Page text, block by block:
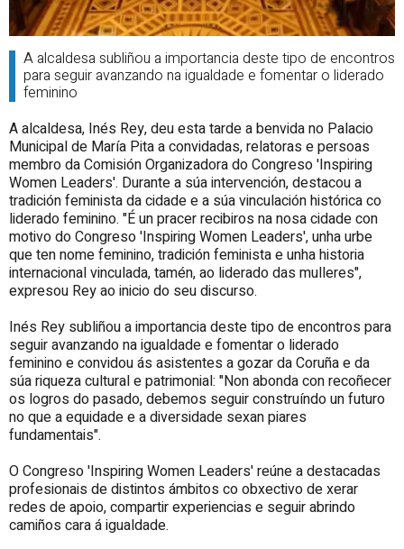
A alcaldesa subliñou a importancia deste tipo de encontros
para seguir avanzando na igualdade e fomentar o liderado
feminino
A alcaldesa, Inés Rey, deu esta tarde a benvida no Palacio
Municipal de María Pita a convidadas, relatoras e persoas
membro da Comisión Organizadora do Congreso 'Inspiring
Women Leaders'. Durante a súa intervención, destacou a
tradición feminista da cidade e a súa vinculación histórica co
liderado feminino. "É un pracer recibiros na nosa cidade con
motivo do Congreso 'Inspiring Women Leaders', unha urbe
que ten nome feminino, tradición feminista e unha historia
internacional vinculada, tamén, ao liderado das mulleres",
expresou Rey ao inicio do seu discurso.
Inés Rey subliñou a importancia deste tipo de encontros para
seguir avanzando na igualdade e fomentar o liderado
feminino e convidou ás asistentes a gozar da Coruña e da
súa riqueza cultural e patrimonial: "Non abonda con recoñecer
os logros do pasado, debemos seguir construíndo un futuro
no que a equidade e a diversidade sexan piares
fundamentais".
O Congreso 'Inspiring Women Leaders' reúne a destacadas
profesionais de distintos ámbitos co obxectivo de xerar
redes de apoio, compartir experiencias e seguir abrindo
camiños cara á igualdade.